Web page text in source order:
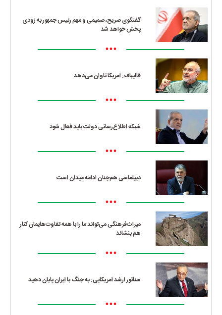
گفتگوی صریح، صمیمی و مهم رئیس جمهور به زودی
پخش خواهد شد
•••
قالیباف: آمریکا تاوان می‌دهد
•••
شبکه اطلاع‌رسانی دولت باید فعال شود
•••
دیپلماسی هم‌چنان ادامه میدان است
•••
میراث‌فرهنگی می‌تواند ما را با همه تفاوت‌هایمان کنار
هم بنشاند
•••
سناتور ارشد آمریکایی: به جنگ با ایران پایان دهید
•••